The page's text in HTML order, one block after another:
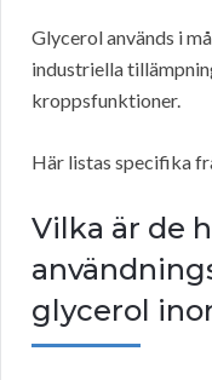
Glycerol används i
industriella
kroppsfunktioner.
Här listas specifika
Vilka är de
glycerol